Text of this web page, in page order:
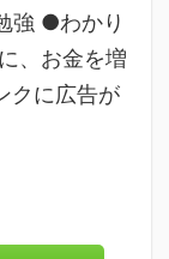
強 ●わかり
、お金を増
クに広告が